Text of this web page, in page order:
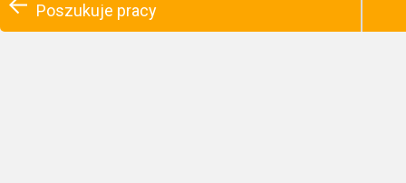
Poszukuje pracy